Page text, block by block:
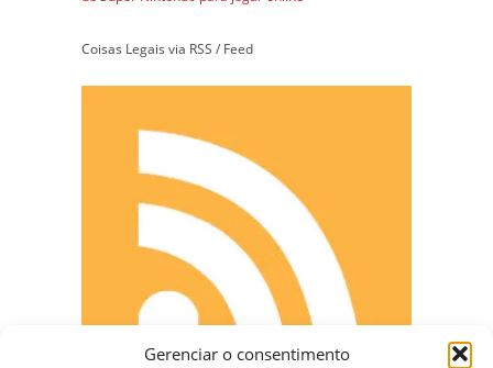
Gerenciar o consentimento
Coisas Legais via RSS / Feed